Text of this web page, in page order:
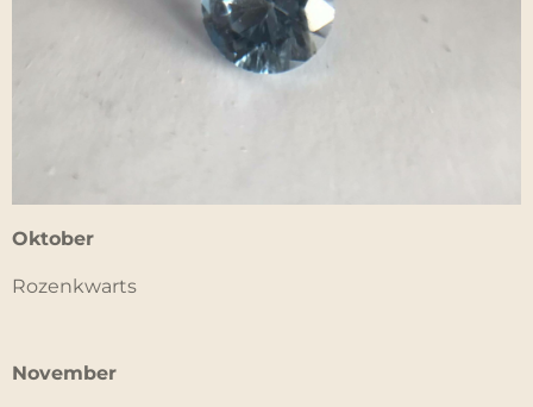
Oktober
Rozenkwarts
November